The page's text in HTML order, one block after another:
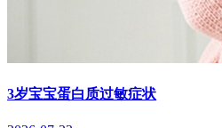
3岁宝宝蛋白质过敏症状